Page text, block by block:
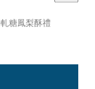
糖鳳梨酥禮